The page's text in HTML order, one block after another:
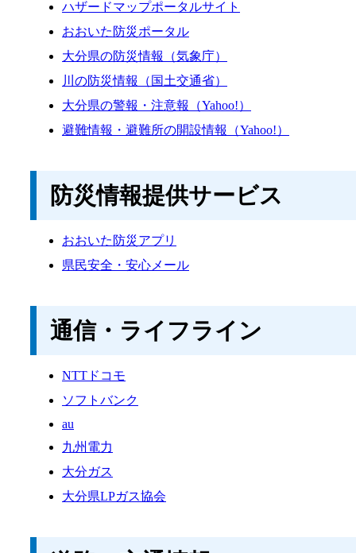
ハザードマップポータルサイト
おおいた防災ポータル
大分県の防災情報（気象庁）
川の防災情報（国土交通省）
大分県の警報・注意報（Yahoo!）
避難情報・避難所の開設情報（Yahoo!）
防災情報提供サービス
おおいた防災アプリ
県民安全・安心メール
通信・ライフライン
NTTドコモ
ソフトバンク
au
九州電力
大分ガス
大分県LPガス協会